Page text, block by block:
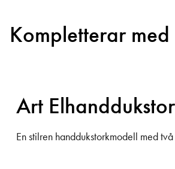
Kompletterar med
2 st flyttbara handduksknoppar
Art
En stilren handdukstorkmodell med